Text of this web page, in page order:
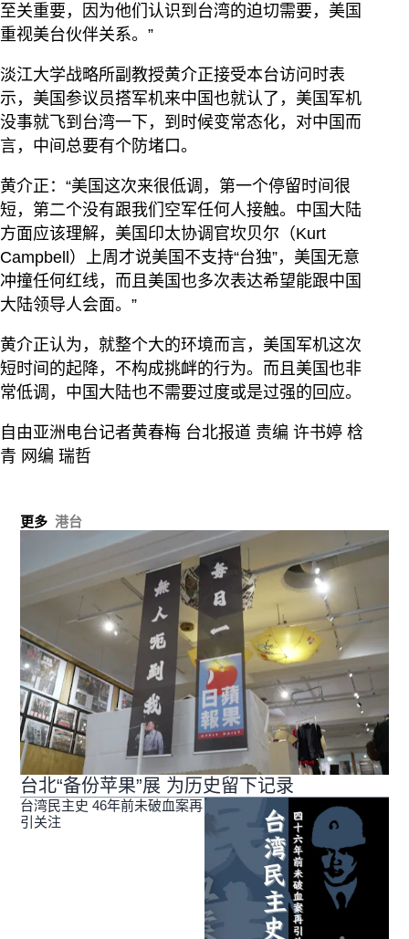
至关重要，因为他们认识到台湾的迫切需要，美国
重视美台伙伴关系。”
淡江大学战略所副教授黄介正接受本台访问时表
示，美国参议员搭军机来中国也就认了，美国军机
没事就飞到台湾一下，到时候变常态化，对中国而
言，中间总要有个防堵口。
黄介正：“美国这次来很低调，第一个停留时间很
短，第二个没有跟我们空军任何人接触。中国大陆
方面应该理解，美国印太协调官坎贝尔（Kurt
Campbell）上周才说美国不支持“台独”，美国无意
冲撞任何红线，而且美国也多次表达希望能跟中国
大陆领导人会面。”
黄介正认为，就整个大的环境而言，美国军机这次
短时间的起降，不构成挑衅的行为。而且美国也非
常低调，中国大陆也不需要过度或是过强的回应。
自由亚洲电台记者黄春梅 台北报道 责编 许书婷 梒
青 网编 瑞哲
更多 港台
台北“备份苹果”展 为历史留下记录
台湾民主史 46年前未破血案再
引关注